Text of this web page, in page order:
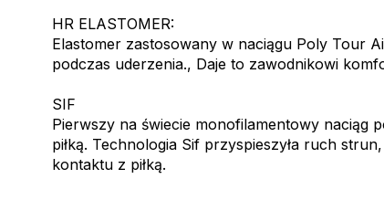
HR ELASTOMER:
Elastomer zastosowany w naciągu Poly Tour
podczas uderzenia., Daje to zawodnikowi
SIF
Pierwszy na świecie monofilamentowy naciąg
piłką. Technologia Sif przyspieszyła ruch
kontaktu z piłką.